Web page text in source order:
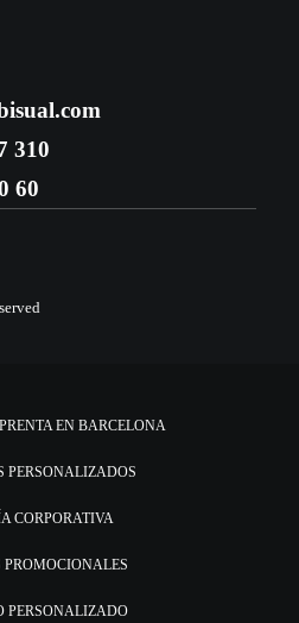
310
60
EN BARCELONA
PERSONALIZADOS
CORPORATIVA
PROMOCIONALES
PERSONALIZADO